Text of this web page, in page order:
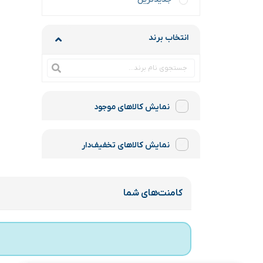
انتخاب برند
نمایش کالاهای موجود
نمایش کالاهای تخفیف‌دار
کامنت‌های شما